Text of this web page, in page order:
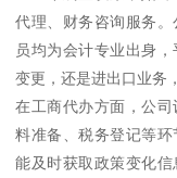
代理、财务咨询服务
员均为会计专业出身，
变更，还是进出口业务
在工商代办方面，公
料准备、税务登记等环
能及时获取政策变化信